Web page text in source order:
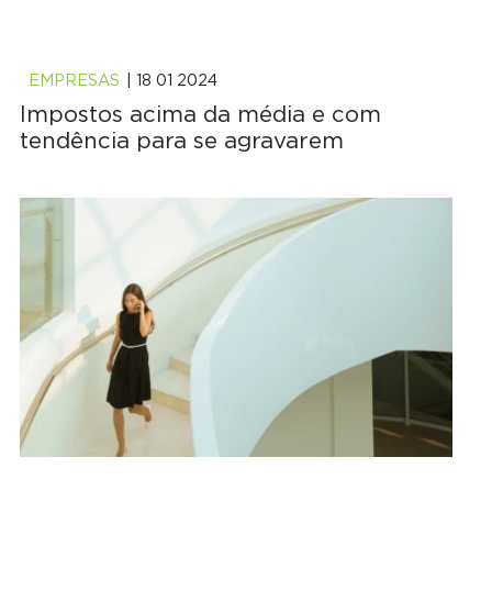
EMPRESAS | 18 01 2024
Impostos acima da média e com
tendência para se agravarem